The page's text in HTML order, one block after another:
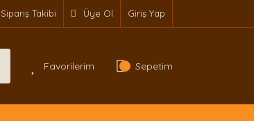
Sipariş Takibi Üye Ol Giriş Yap
Favorilerim Sepetim